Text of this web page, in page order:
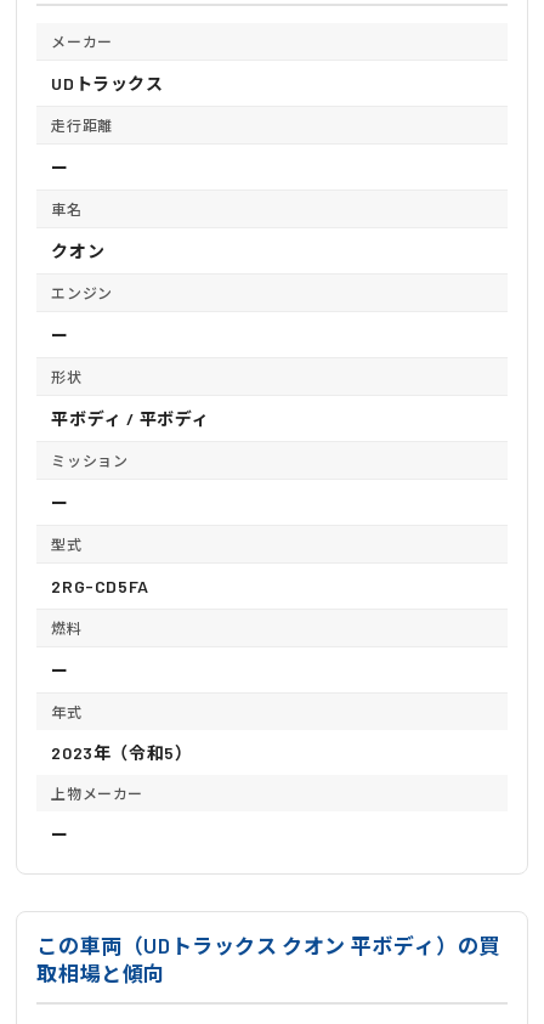
メーカー
UDトラックス
走行距離
ー
車名
クオン
エンジン
ー
形状
平ボディ / 平ボディ
ミッション
ー
型式
2RG-CD5FA
燃料
ー
年式
2023年（令和5）
上物メーカー
ー
この車両（UDトラックス クオン 平ボディ）の買
取相場と傾向